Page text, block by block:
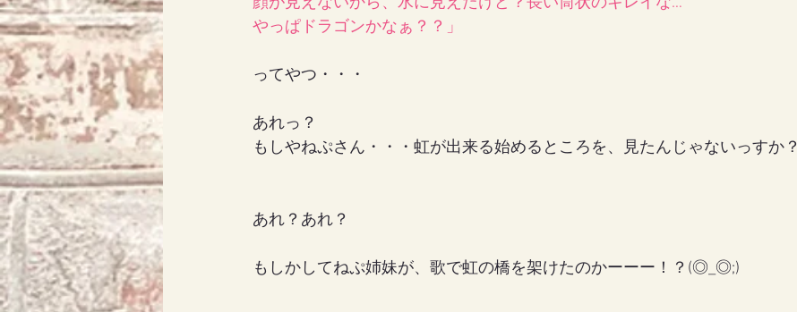
やっぱドラゴンかなぁ？？」
ってやつ・・・
あれっ？
もしやねぷさん・・・虹が出来る始めるところを、見たんじゃないっすか？
あれ？あれ？
もしかしてねぷ姉妹が、歌で虹の橋を架けたのかーーー！？(◎_◎;)